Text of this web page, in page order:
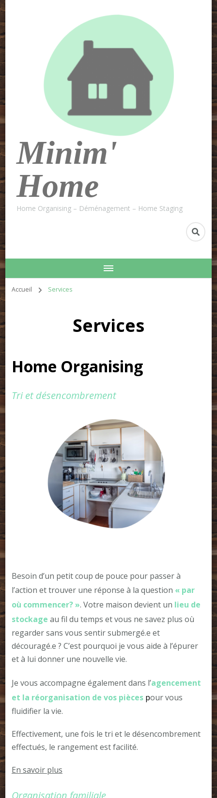
Minim'
Home
Home Organising – Déménagement – Home Staging
Accueil Services
Services
Home Organising
Tri et désencombrement
Besoin d’un petit coup de pouce pour passer à
l’action et trouver une réponse à la question « par
où commencer? ». Votre maison devient un lieu de
stockage au fil du temps et vous ne savez plus où
regarder sans vous sentir submergé.e et
découragé.e ? C’est pourquoi je vous aide à l’épurer
et à lui donner une nouvelle vie.
Je vous accompagne également dans l’agencement
et la réorganisation de vos pièces pour vous
fluidifier la vie.
Effectivement, une fois le tri et le désencombrement
effectués, le rangement est facilité.
En savoir plus